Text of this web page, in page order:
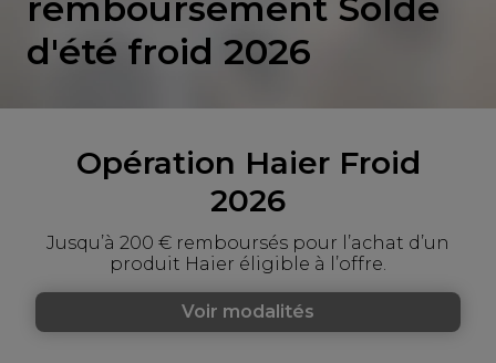
d'été froid 2026
Opération Haier Froid
2026
Jusqu’à 200 € remboursés pour l’achat d’un
produit Haier éligible à l’offre.
Voir modalités